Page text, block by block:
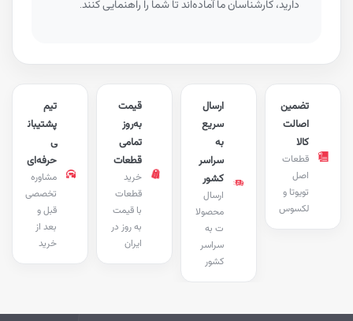
دارید، کارشناسان ما آماده‌اند تا شما را راهنمایی کنند.
پشتیبان
حرفه‌ای
مشاوره
تخصصی
قبل و
بعد از
خرید
قیمت
به‌روز
تمامی
قطعات
خرید
قطعات
با قیمت
به روز در
ایران
ارسال
سریع
سراسر
کشور
ارسال
محصولا
ت به
سراسر
کشور
تضمین
اصالت
قطعات
تویوتا و
لکسوس